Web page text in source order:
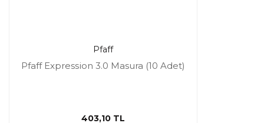
Pfaff
Pfaff Expression 3.0 Masura (10 Adet)
403,10 TL